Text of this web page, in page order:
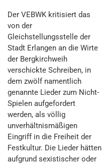
Der VEBWK kritisiert das
von der
Gleichstellungsstelle der
Stadt Erlangen an die Wirte
der Bergkirchweih
verschickte Schreiben, in
dem zwölf namentlich
genannte Lieder zum Nicht-
Spielen aufgefordert
werden, als völlig
unverhältnismäßigen
Eingriff in die Freiheit der
Festkultur. Die Lieder hätten
aufgrund sexistischer oder